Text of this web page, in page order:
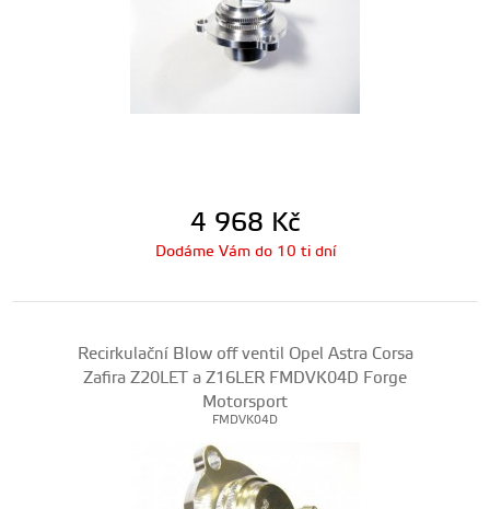
4 968 Kč
Dodáme Vám do 10 ti dní
Recirkulační Blow off ventil Opel Astra Corsa
Zafira Z20LET a Z16LER FMDVK04D Forge
Motorsport
FMDVK04D